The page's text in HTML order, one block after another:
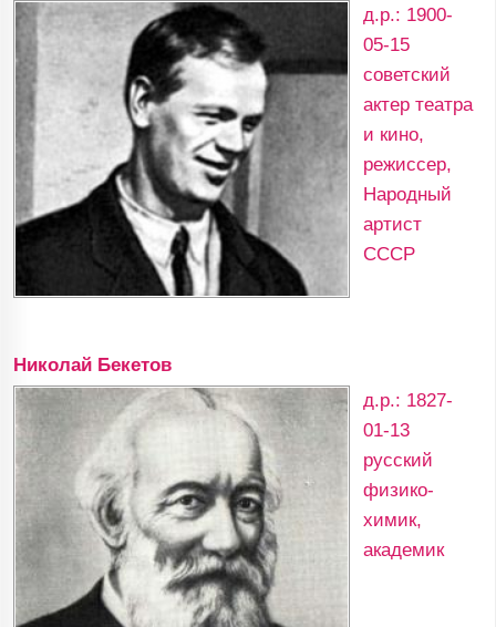
д.р.: 1900-
05-15
советский
актер театра
и кино,
режиссер,
Народный
артист
СССР
Николай Бекетов
д.р.: 1827-
01-13
русский
физико-
химик,
академик